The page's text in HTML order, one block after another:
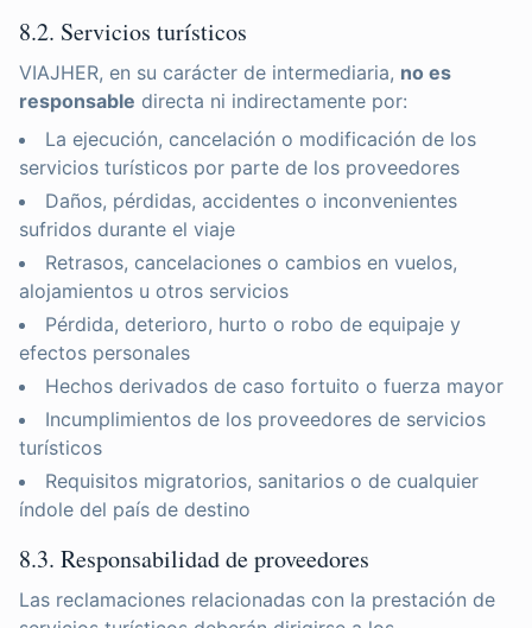
8.2. Servicios turísticos
VIAJHER, en su carácter de intermediaria, no es
responsable directa ni indirectamente por:
La ejecución, cancelación o modificación de los
servicios turísticos por parte de los proveedores
Daños, pérdidas, accidentes o inconvenientes
sufridos durante el viaje
Retrasos, cancelaciones o cambios en vuelos,
alojamientos u otros servicios
Pérdida, deterioro, hurto o robo de equipaje y
efectos personales
Hechos derivados de caso fortuito o fuerza mayor
Incumplimientos de los proveedores de servicios
turísticos
Requisitos migratorios, sanitarios o de cualquier
índole del país de destino
8.3. Responsabilidad de proveedores
Las reclamaciones relacionadas con la prestación de